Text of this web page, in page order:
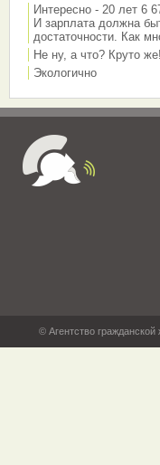
Интересно - 20 лет 6
И зарплата должна
достаточности. Как
Не ну, а что? Круто
Экологично
© Агентство